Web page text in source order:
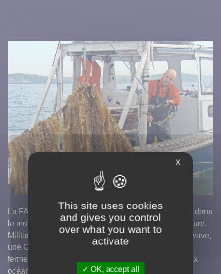
La FAO estime que près de 60 millions de personnes dans
le monde sont employées dans la pêche et l’aquaculture.
Militant pour un “Blue New Deal” il a co-fondé Greenwave,
une ONG qui aide les pêcheurs à créer leur propres
fermes marines et essaimer cette nouvelle relation aux
océans qui pourrait permettre de métamorphoser la
X
This site uses cookies
and gives you control
over what you want to
activate
OK, accept all